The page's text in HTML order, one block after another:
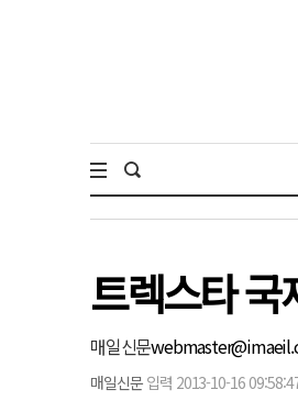
트렉스타
매일신문
매일신문 입력 2013-10-16